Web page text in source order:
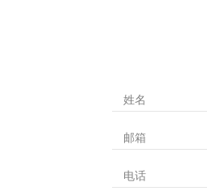
姓名
邮箱
电话